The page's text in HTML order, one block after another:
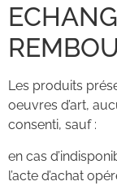
Les produits
oeuvres d’art,
consenti, sauf :
en cas
l’acte d’achat